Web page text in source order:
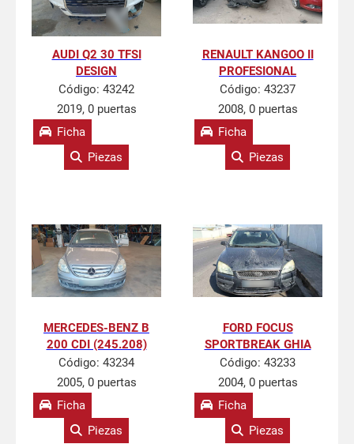
AUDI Q2 30 TFSI
DESIGN
Código: 43242
2019, 0 puertas
Ficha
Piezas
RENAULT KANGOO II
PROFESIONAL
Código: 43237
2008, 0 puertas
Ficha
Piezas
MERCEDES-BENZ B
200 CDI (245.208)
Código: 43234
2005, 0 puertas
Ficha
Piezas
FORD FOCUS
SPORTBREAK GHIA
Código: 43233
2004, 0 puertas
Ficha
Piezas